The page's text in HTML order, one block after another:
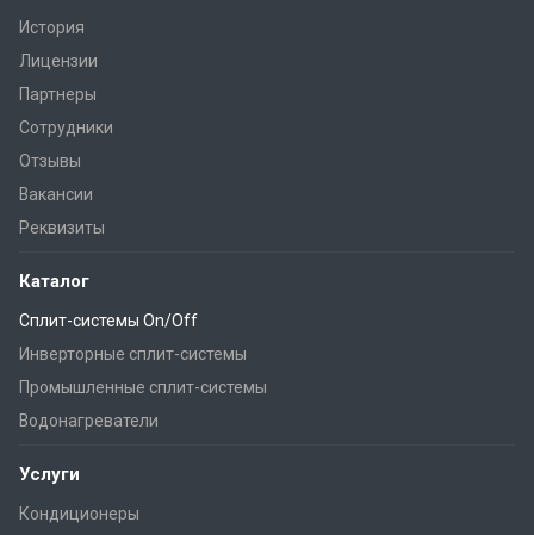
История
Лицензии
Партнеры
Сотрудники
Отзывы
Вакансии
Реквизиты
Каталог
Сплит-системы On/Off
Инверторные сплит-системы
Промышленные сплит-системы
Водонагреватели
Услуги
Кондиционеры